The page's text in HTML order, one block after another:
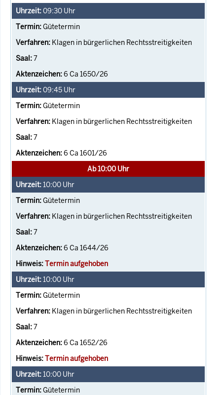
09:30 Uhr
Gütetermin
Klagen in bürgerlichen Rechtsstreitigkeiten
7
6 Ca 1650/26
09:45 Uhr
Gütetermin
Klagen in bürgerlichen Rechtsstreitigkeiten
7
6 Ca 1601/26
Ab 10:00 Uhr
10:00 Uhr
Gütetermin
Klagen in bürgerlichen Rechtsstreitigkeiten
7
6 Ca 1644/26
Termin aufgehoben
10:00 Uhr
Gütetermin
Klagen in bürgerlichen Rechtsstreitigkeiten
7
6 Ca 1652/26
Termin aufgehoben
10:00 Uhr
Gütetermin